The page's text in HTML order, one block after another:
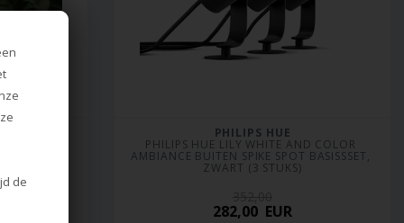
de
ZWART
PHILIPS HUE
PHILIPS HUE LILY WHITE AND COLOR
AMBIANCE BUITEN SPIKE SPOT BASISSSET,
ZWART (3 STUKS)
282,00 EUR